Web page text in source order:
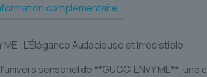
complémentaire
: L’Élégance Audacieuse et Irrésistible
sensoriel de **GUCCI ENVY ME**,